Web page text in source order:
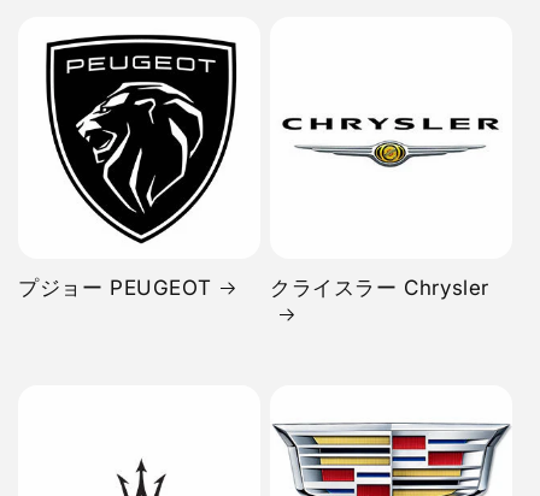
プジョー PEUGEOT クライスラー Chrysler